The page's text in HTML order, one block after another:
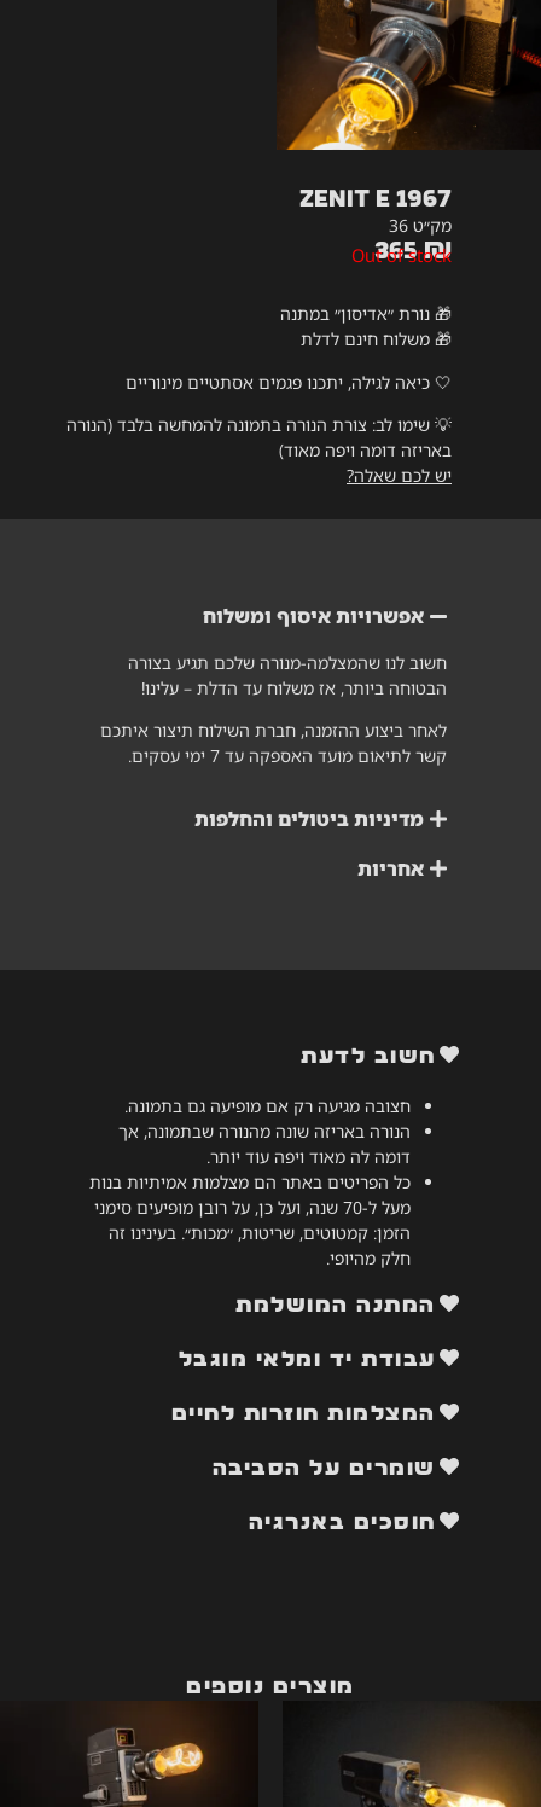
Zenit E 1967
מק״ט 36
365₪
Out of stock
🎁 נורת ״אדיסון״ במתנה
🎁 משלוח חינם לדלת
🤍 כיאה לגילה, יתכנו פגמים אסתטיים מינוריים
💡 שימו לב: צורת הנורה בתמונה להמחשה בלבד (הנורה
באריזה דומה ויפה מאוד)
יש לכם שאלה?
חשוב לדעת
חצובה מגיעה רק אם מופיעה גם בתמונה.
הנורה באריזה שונה מהנורה שבתמונה, אך
דומה לה מאוד ויפה עוד יותר.
כל הפריטים באתר הם מצלמות אמיתיות בנות
מעל ל-70 שנה, ועל כן, על רובן מופיעים סימני
הזמן: קמטוטים, שריטות, ״מכות״. בעינינו זה
חלק מהיופי.
המתנה המושלמת
עבודת יד ומלאי מוגבל
המצלמות חוזרות לחיים
שומרים על הסביבה
חוסכים באנרגיה
אפשרויות איסוף ומשלוח
חשוב לנו שהמצלמה-מנורה שלכם תגיע בצורה
הבטוחה ביותר, אז משלוח עד הדלת – עלינו!
לאחר ביצוע ההזמנה, חברת השילוח תיצור איתכם
קשר לתיאום מועד האספקה עד 7 ימי עסקים.
מדיניות ביטולים והחלפות
אחריות
מוצרים נוספים